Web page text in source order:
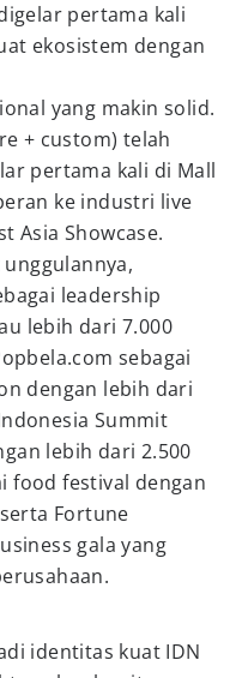
pertama kali
ekosistem dengan
yang makin solid.
+ custom) telah
pertama kali di Mall
ke industri live
Asia Showcase.
leadership
lebih dari 7.000
sebagai
dengan lebih dari
Summit
lebih dari 2.500
food festival dengan
Fortune
gala yang
identitas kuat IDN